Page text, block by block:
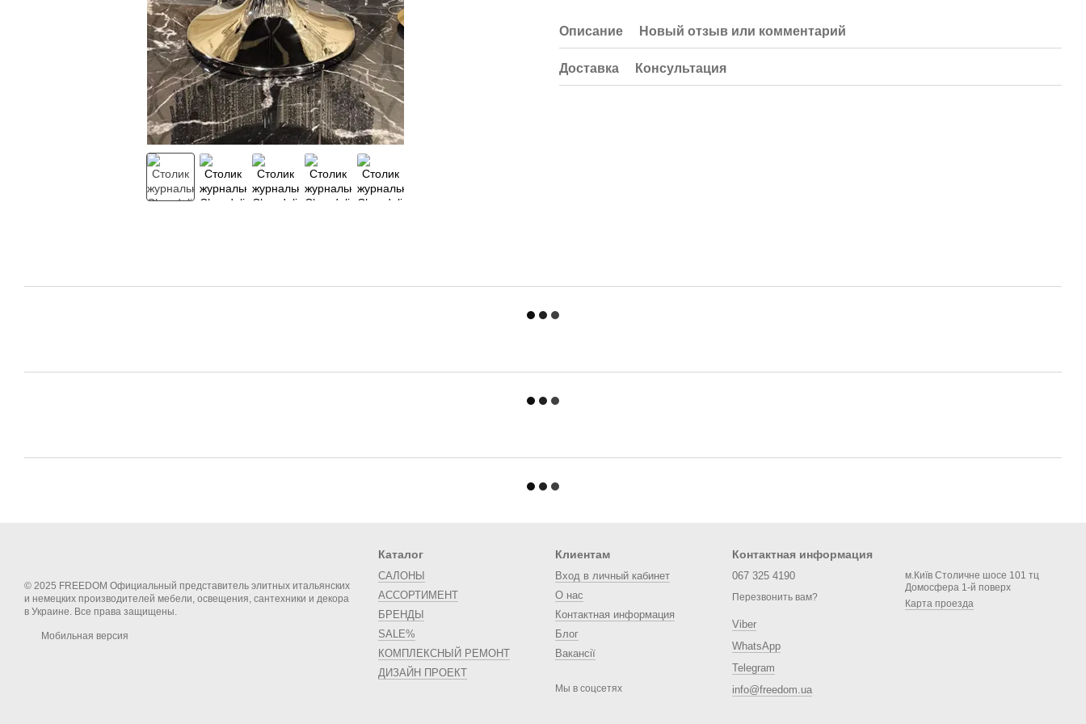
Описание Новый отзыв или комментарий
Доставка Консультация
© 2025 FREEDOM Официальный представитель элитных итальянских
и немецких производителей мебели, освещения, сантехники и декора
в Украине. Все права защищены.
Мобильная версия
Каталог
САЛОНЫ
АССОРТИМЕНТ
БРЕНДЫ
SALE%
КОМПЛЕКСНЫЙ РЕМОНТ
ДИЗАЙН ПРОЕКТ
Клиентам
Вход в личный кабинет
О нас
Контактная информация
Блог
Вакансії
Мы в соцсетях
Контактная информация
067 325 4190
Перезвонить вам?
Viber
WhatsApp
Telegram
info@freedom.ua
м.Київ Столичне шосе 101 тц
Домосфера 1-й поверх
Карта проезда